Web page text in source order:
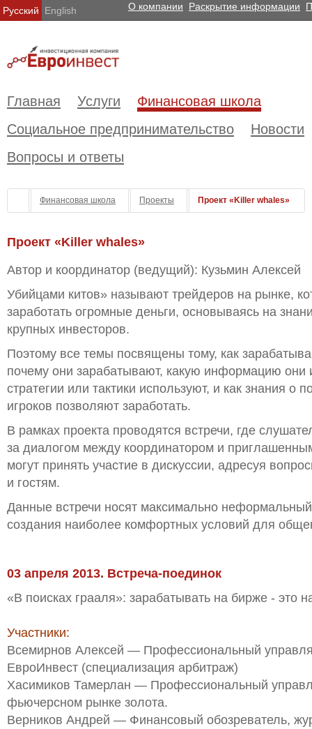
Русский English О компании Раскрытие информации
Главная Услуги
Финансовая школа
Социальное предпринимательство
Новости
Вопросы и ответы
Финансовая школа Проекты Проект «Killer whales»
Проект «Killer whales»
Автор и координатор (ведущий): Кузьмин Алексей
Убийцами китов» называют трейдеров на рынке,
заработать огромные деньги, основываясь на
крупных инвесторов.
Поэтому все темы посвящены тому, как
почему они зарабатывают, какую информацию они
стратегии или тактики используют, и как знания о
игроков позволяют заработать.
В рамках проекта проводятся встречи, где
за диалогом между координатором и
могут принять участие в дискуссии, адресуя
и гостям.
Данные встречи носят максимально
создания наиболее комфортных условий для
03 апреля 2013. Встреча-поединок
«В поисках грааля»: зарабатывать на бирже - это
Участники:
Всемирнов Алексей — Профессиональный
ЕвроИнвест (специализация арбитраж)
Хасимиков Тамерлан — Профессиональный
фьючерсном рынке золота.
Верников Андрей — Финансовый обозреватель,